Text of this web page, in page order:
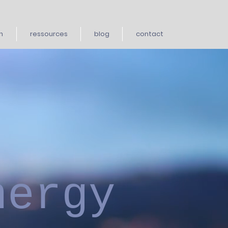
ressources blog contact